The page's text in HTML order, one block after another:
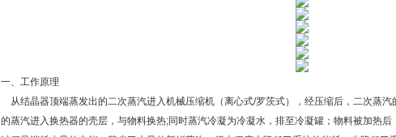
一、工作原理
从结晶器顶端蒸发出的二次蒸汽进入机械压缩机（离心式/罗茨式），经压缩后，二次蒸
的蒸汽进入换热器的壳层，与物料换热;同时蒸汽冷凝为冷凝水，排至冷凝罐；物料被加热